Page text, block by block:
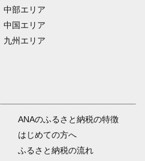
中部エリア
中国エリア
九州エリア
ANAのふるさと納税の特徴
はじめての方へ
ふるさと納税の流れ